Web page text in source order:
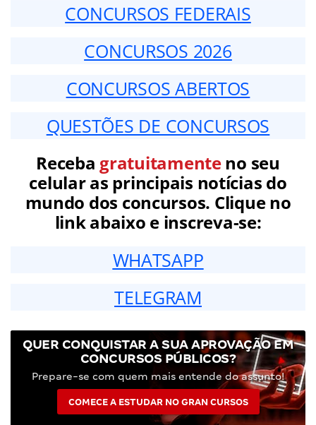
CONCURSOS FEDERAIS
CONCURSOS 2026
CONCURSOS ABERTOS
QUESTÕES DE CONCURSOS
Receba gratuitamenteno seu
celular as principais notícias do
mundo dos concursos. Clique no
link abaixo e inscreva-se:
WHATSAPP
TELEGRAM
QUER CONQUISTAR A SUA APROVAÇÃO EM
CONCURSOS PÚBLICOS?
Prepare-se com quem mais entende do assunto!
COMECE A ESTUDAR NO GRAN CURSOS